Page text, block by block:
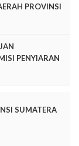
PROVINSI
PENYIARAN
SUMATERA